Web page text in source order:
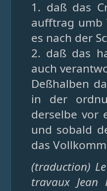
1. daß das
aufftrag umb
es nach der
2. daß das
auch
Deßhalben
in der
derselbe vor
und sobald
das
(traduction)
travaux Jean